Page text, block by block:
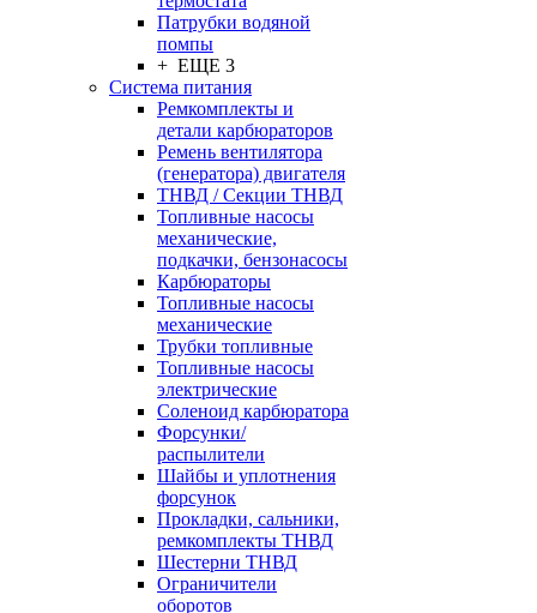
Патрубки водяной
помпы
+ ЕЩЕ 3
Система питания
Ремкомплекты и
детали карбюраторов
Ремень вентилятора
(генератора) двигателя
ТНВД / Секции ТНВД
Топливные насосы
механические,
подкачки, бензонасосы
Карбюраторы
Топливные насосы
механические
Трубки топливные
Топливные насосы
электрические
Соленоид карбюратора
Форсунки/
распылители
Шайбы и уплотнения
форсунок
Прокладки, сальники,
ремкомплекты ТНВД
Шестерни ТНВД
Ограничители
оборотов